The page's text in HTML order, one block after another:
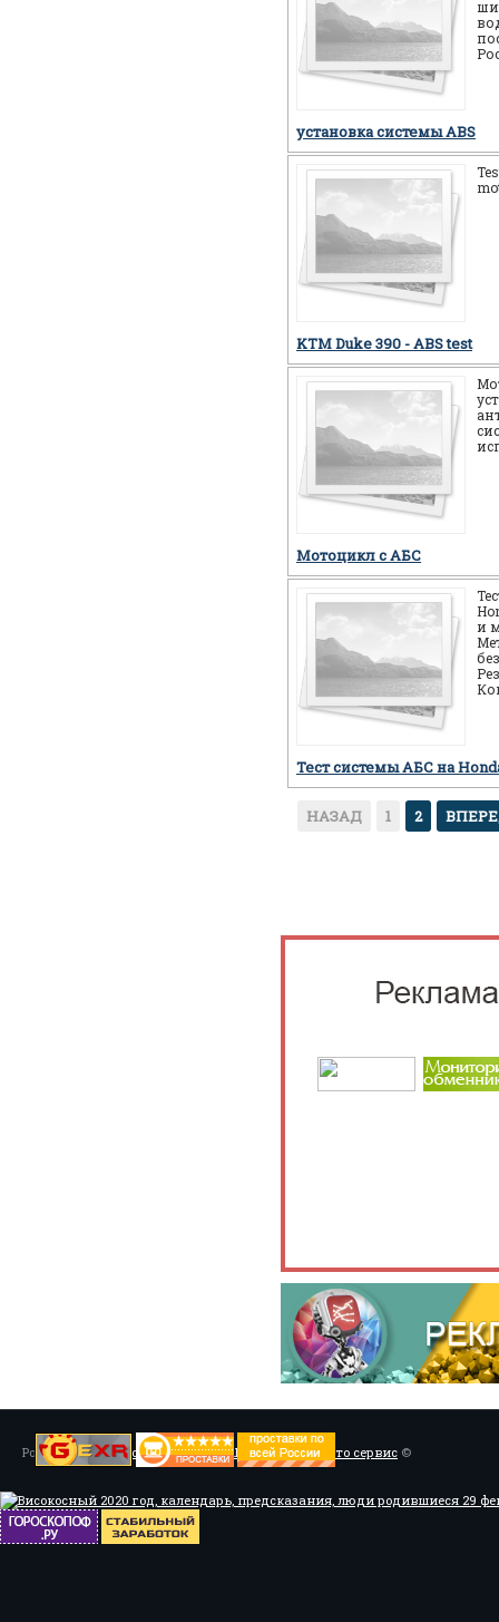
установка системы ABS
KTM Duke 390 - ABS test
Мотоцикл c АБС
и
Тест системы АБС на
НАЗАД 1 2
Powered byУстановка системы ABS, Тюнинг/Мото сервис ©